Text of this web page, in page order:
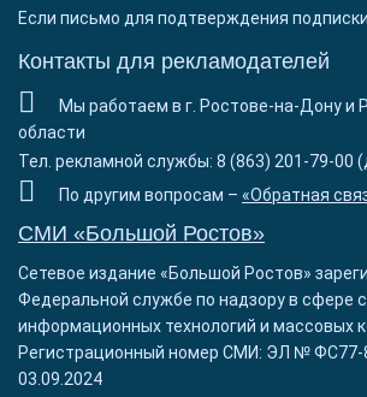
Если письмо для подтверждения подписки
Контакты для рекламодателей
Мы работаем в г. Ростове-на-Дону и
области
Тел. рекламной службы: 8 (863) 201-79-00
По другим вопросам – «Обратная
СМИ «Большой Ростов»
Сетевое издание «Большой Ростов»
Федеральной службе по надзору в сфере
информационных технологий и массовых
Регистрационный номер СМИ: ЭЛ № ФС77-
03.09.2024